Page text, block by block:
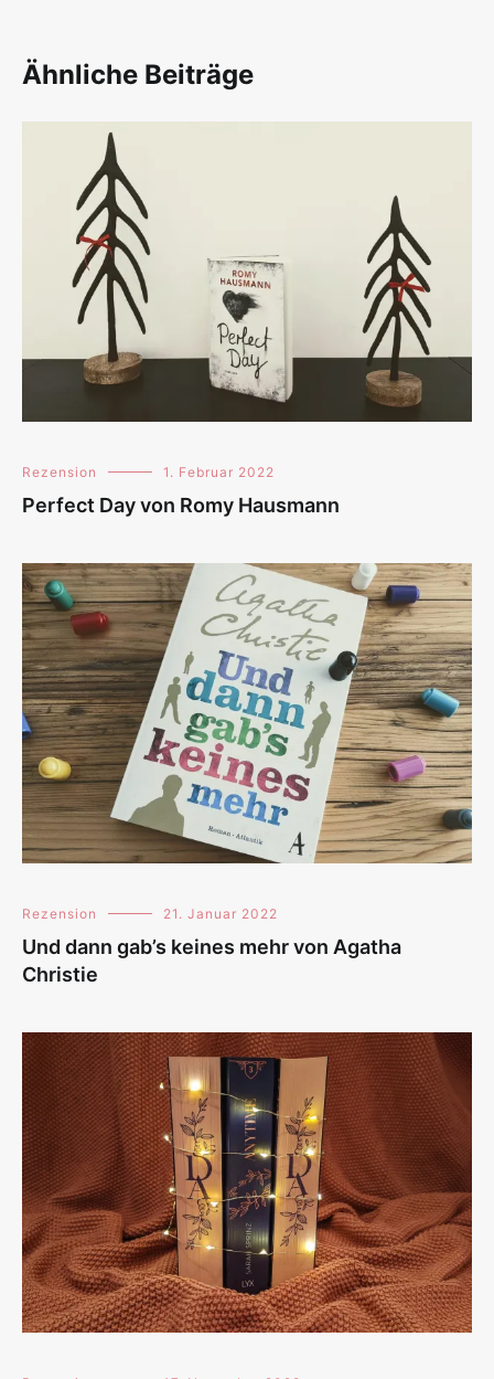
Ähnliche Beiträge
Rezension 1. Februar 2022
Perfect Day von Romy Hausmann
Rezension 21. Januar 2022
Und dann gab’s keines mehr von Agatha
Christie